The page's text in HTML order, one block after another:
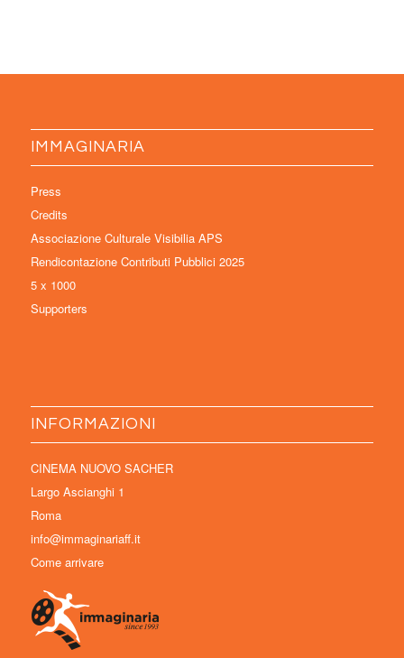
IMMAGINARIA
Press
Credits
Associazione Culturale Visibilia APS
Rendicontazione Contributi Pubblici 2025
5 x 1000
Supporters
INFORMAZIONI
CINEMA NUOVO SACHER
Largo Ascianghi 1
Roma
info@immaginariaff.it
Come arrivare